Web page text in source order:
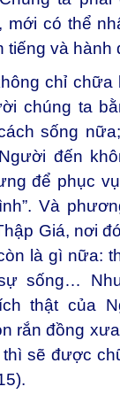
mới có thể
tiếng và hành
chỉ chữa
chúng ta
sống
đến
để phục
Và
Giá, nơi
là gì nữa:
sống…
thật của
rắn đồng
thì sẽ được